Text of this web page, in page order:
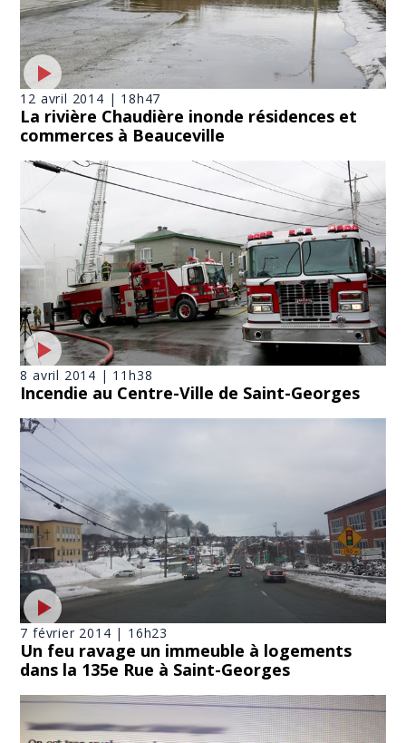
12 avril 2014 | 18h47
La rivière Chaudière inonde résidences et
commerces à Beauceville
8 avril 2014 | 11h38
Incendie au Centre-Ville de Saint-Georges
7 février 2014 | 16h23
Un feu ravage un immeuble à logements
dans la 135e Rue à Saint-Georges